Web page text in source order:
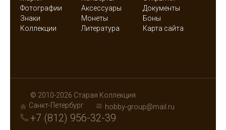
Фотографии
Аксессуары
Документы
Знаки
Монеты
Боны
Коллекции
Литература Карта сайта
© 2010-2026 Старая Коллекция
Санкт-Петербург
hobby-group@mail.ru
+7 (812) 956-32-39